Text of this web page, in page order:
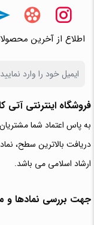
اطلاع از آخرین
فروشگاه اینترنتی آتی‌
به پاس اعتماد شما
دریافت بالاترین سطح،
ارشاد اسلامی می باشد.
جهت بررسی نمادها و